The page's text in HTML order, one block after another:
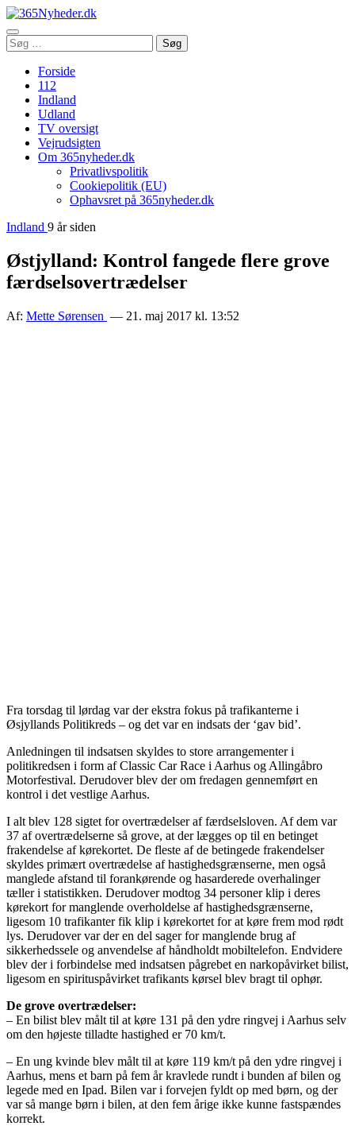
Åbn
menu
Søg
efter:
Søg
Forside
112
Indland
Udland
TV oversigt
Vejrudsigten
Om 365nyheder.dk
Privatlivspolitik
Cookiepolitik (EU)
Ophavsret på 365nyheder.dk
Indland 9 år siden
Østjylland: Kontrol fangede flere grove
færdselsovertrædelser
Af: Mette Sørensen — 21. maj 2017 kl. 13:52
Fra torsdag til lørdag var der ekstra fokus på trafikanterne i
Øsjyllands Politikreds – og det var en indsats der ‘gav bid’.
Anledningen til indsatsen skyldes to store arrangementer i
politikredsen i form af Classic Car Race i Aarhus og Allingåbro
Motorfestival. Derudover blev der om fredagen gennemført en
kontrol i det vestlige Aarhus.
I alt blev 128 sigtet for overtrædelser af færdselsloven. Af dem var
37 af overtrædelserne så grove, at der lægges op til en betinget
frakendelse af kørekortet. De fleste af de betingede frakendelser
skyldes primært overtrædelse af hastighedsgrænserne, men også
manglede afstand til forankørende og hasarderede overhalinger
tæller i statistikken. Derudover modtog 34 personer klip i deres
kørekort for manglende overholdelse af hastighedsgrænserne,
ligesom 10 trafikanter fik klip i kørekortet for at køre frem mod rødt
lys. Derudover var der en del sager for manglende brug af
sikkerhedssele og anvendelse af håndholdt mobiltelefon. Endvidere
blev der i forbindelse med indsatsen pågrebet en narkopåvirket bilist,
ligesom en spirituspåvirket trafikants kørsel blev bragt til ophør.
De grove overtrædelser:
– En bilist blev målt til at køre 131 på den ydre ringvej i Aarhus selv
om den højeste tilladte hastighed er 70 km/t.
– En ung kvinde blev målt til at køre 119 km/t på den ydre ringvej i
Aarhus, mens et barn på fem år kravlede rundt i bunden af bilen og
legede med en Ipad. Bilen var i forvejen fyldt op med børn, og der
var så mange børn i bilen, at den fem årige ikke kunne fastspændes
korrekt.